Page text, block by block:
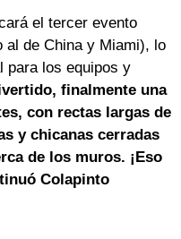
el tercer evento
al de China y Miami), lo
para los equipos y
finalmente una
con rectas largas de
y chicanas cerradas
de los muros. ¡Eso
Colapinto